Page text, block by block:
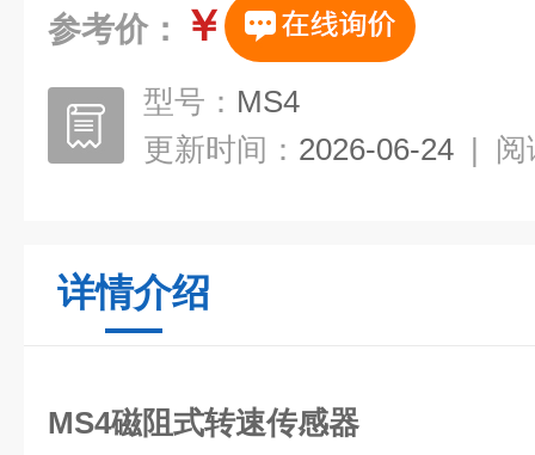
参考价： ￥
型号： MS4
更新时间： 2026-06-24 | 阅
详情介绍
MS4磁阻式转速传感器